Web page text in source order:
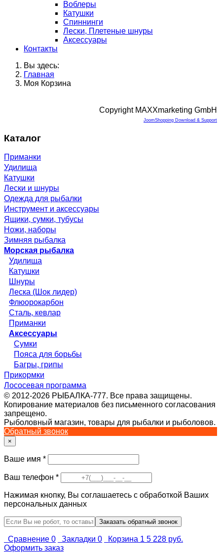
Воблеры
Катушки
Спиннинги
Лески, Плетеные шнуры
Аксессуары
Контакты
Вы здесь:
Главная
Моя Корзина
Copyright MAXXmarketing GmbH
JoomShopping Download & Support
Каталог
Приманки
Удилища
Катушки
Лески и шнуры
Одежда для рыбалки
Инструмент и аксессуары
Ящики, сумки, тубусы
Ножи, наборы
Зимняя рыбалка
Морская рыбалка
Удилища
Катушки
Шнуры
Леска (Шок лидер)
Флюорокарбон
Сталь, кевлар
Приманки
Аксессуары
Сумки
Пояса для борьбы
Багры, грипы
Прикормки
Лососевая программа
© 2012-2026 РЫБАЛКА-777. Все права защищены.
Копирование материалов без письменного согласования
запрещено.
Рыболовный магазин, товары для рыбалки и рыболовов.
Обратный звонок
×
Ваше имя *
Ваш телефон *
Нажимая кнопку, Вы соглашаетесь с обработкой Ваших
персональных данных
Сравнение 0 Закладки 0 Корзина 1 5 228 руб.
Оформить заказ